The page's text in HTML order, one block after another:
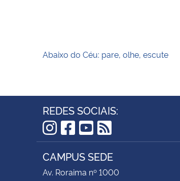
Abaixo do Céu: pare, olhe, escute
REDES SOCIAIS:
Instagram
Facebook
YouTube
RSS
CAMPUS SEDE
Av. Roraima nº 1000